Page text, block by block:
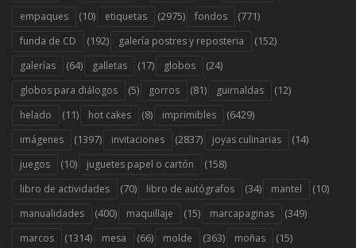
empaques (10) etiquetas (2975) fondos (771)
funda de CD (192) galería postres y reposteria (152)
galerías (64) galletas (17) globos (24)
globos para diálogos (5) gorros (81) guirnaldas (12)
helado (11) hot cakes (8) imprimibles (6429)
imágenes (1397) invitaciones (2837) joyas culinarias (14)
juegos (10) juguetes papel o cartón (158)
libro de actividades (70) libro de autógrafos (34) mantel (10)
manualidades (400) maquillaje (15) marcapaginas (349)
marcos (1314) mesa (66) molde (363) moñas (15)